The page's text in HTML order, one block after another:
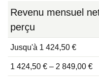
Revenu mensuel
perçu
Jusqu'à 1 424,50 €
1 424,50 € – 2 849,00 €